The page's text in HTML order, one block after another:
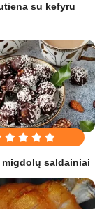
su kefyru
migdolų saldainiai